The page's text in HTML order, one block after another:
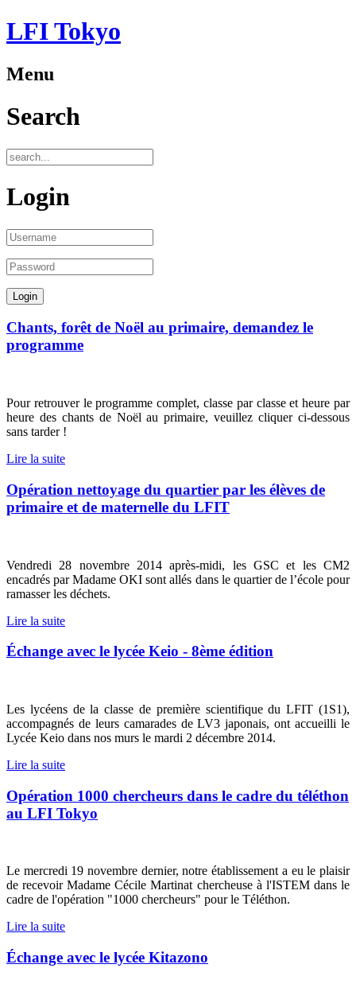
LFI Tokyo
Menu
Search
Login
Chants, forêt de Noël au primaire, demandez le
programme
Pour retrouver le programme complet, classe par classe et heure par
heure des chants de Noël au primaire, veuillez cliquer ci-dessous
sans tarder !
Lire la suite
Opération nettoyage du quartier par les élèves de
primaire et de maternelle du LFIT
Vendredi 28 novembre 2014 après-midi, les GSC et les CM2
encadrés par Madame OKI sont allés dans le quartier de l’école pour
ramasser les déchets.
Lire la suite
Échange avec le lycée Keio - 8ème édition
Les lycéens de la classe de première scientifique du LFIT (1S1),
accompagnés de leurs camarades de LV3 japonais, ont accueilli le
Lycée Keio dans nos murs le mardi 2 décembre 2014.
Lire la suite
Opération 1000 chercheurs dans le cadre du téléthon
au LFI Tokyo
Le mercredi 19 novembre dernier, notre établissement a eu le plaisir
de recevoir Madame Cécile Martinat chercheuse à l'ISTEM dans le
cadre de l'opération "1000 chercheurs" pour le Téléthon.
Lire la suite
Échange avec le lycée Kitazono